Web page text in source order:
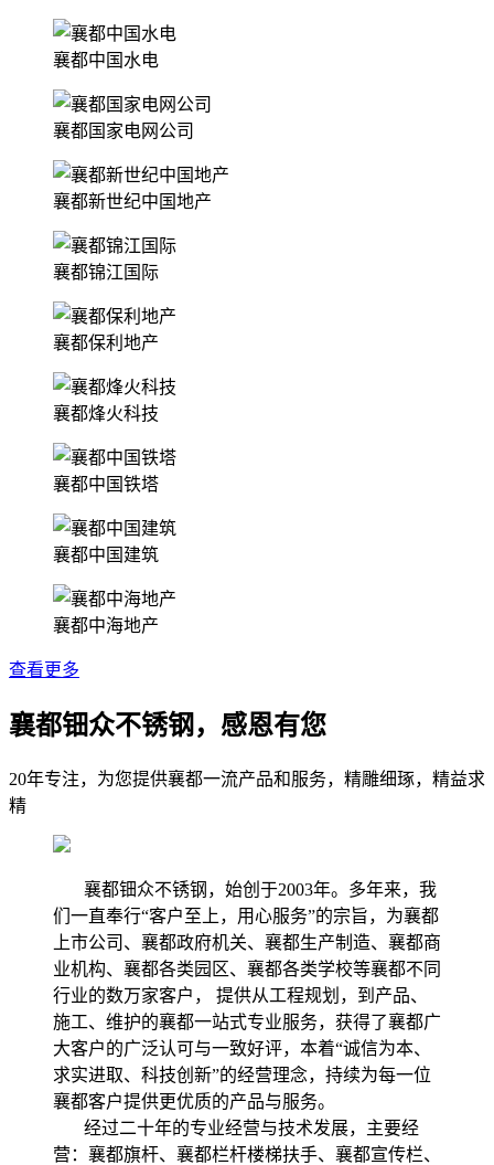
襄都中国水电
襄都国家电网公司
襄都新世纪中国地产
襄都锦江国际
襄都保利地产
襄都烽火科技
襄都中国铁塔
襄都中国建筑
襄都中海地产
查看更多
襄都钿众不锈钢，感恩有您
20年专注，为您提供襄都一流产品和服务，精雕细琢，精益求
精
襄都钿众不锈钢，始创于2003年。多年来，我
们一直奉行“客户至上，用心服务”的宗旨，为襄都
上市公司、襄都政府机关、襄都生产制造、襄都商
业机构、襄都各类园区、襄都各类学校等襄都不同
行业的数万家客户， 提供从工程规划，到产品、
施工、维护的襄都一站式专业服务，获得了襄都广
大客户的广泛认可与一致好评，本着“诚信为本、
求实进取、科技创新”的经营理念，持续为每一位
襄都客户提供更优质的产品与服务。
经过二十年的专业经营与技术发展，主要经
营：襄都旗杆、襄都栏杆楼梯扶手、襄都宣传栏、